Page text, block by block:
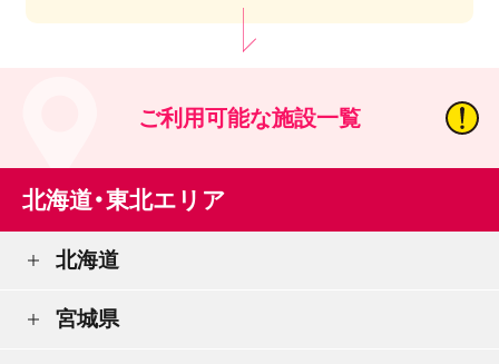
ご利用可能な施設一覧
北海道・東北エリア
北海道
宮城県